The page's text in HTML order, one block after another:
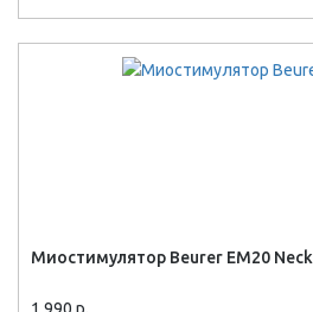
Миостимулятор Beurer EM20 Neck